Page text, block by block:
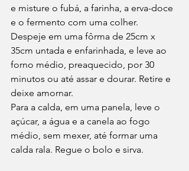
e misture o fubá, a farinha, a erva-doce
e o fermento com uma colher.
Despeje em uma fôrma de 25cm x
35cm untada e enfarinhada, e leve ao
forno médio, preaquecido, por 30
minutos ou até assar e dourar. Retire e
deixe amornar.
Para a calda, em uma panela, leve o
açúcar, a água e a canela ao fogo
médio, sem mexer, até formar uma
calda rala. Regue o bolo e sirva.